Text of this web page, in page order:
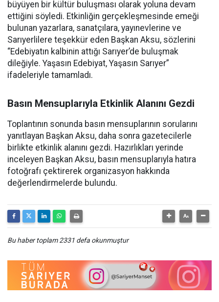
büyüyen bir kültür buluşması olarak yoluna devam
ettiğini söyledi. Etkinliğin gerçekleşmesinde emeği
bulunan yazarlara, sanatçılara, yayınevlerine ve
Sarıyerlilere teşekkür eden Başkan Aksu, sözlerini
“Edebiyatın kalbinin attığı Sarıyer’de buluşmak
dileğiyle. Yaşasın Edebiyat, Yaşasın Sarıyer”
ifadeleriyle tamamladı.
Basın Mensuplarıyla Etkinlik Alanını Gezdi
Toplantının sonunda basın mensuplarının sorularını
yanıtlayan Başkan Aksu, daha sonra gazetecilerle
birlikte etkinlik alanını gezdi. Hazırlıkları yerinde
inceleyen Başkan Aksu, basın mensuplarıyla hatıra
fotoğrafı çektirerek organizasyon hakkında
değerlendirmelerde bulundu.
Bu haber toplam 2331 defa okunmuştur